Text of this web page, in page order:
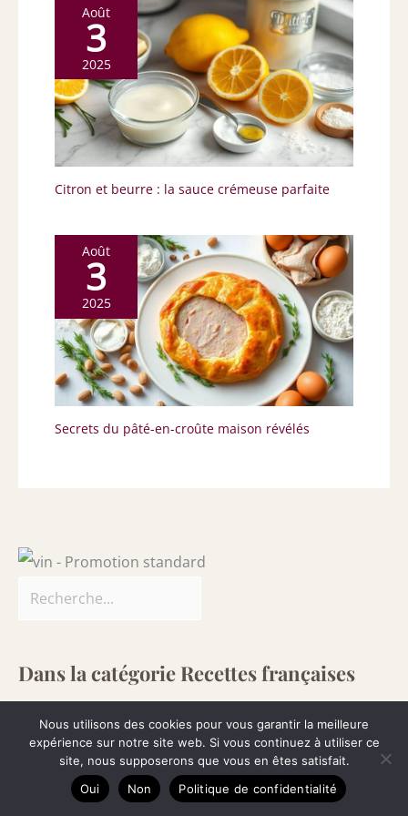
Août
3
2025
Citron et beurre : la sauce crémeuse parfaite
Août
3
2025
Secrets du pâté-en-croûte maison révélés
Dans la catégorie Recettes françaises
Nous utilisons des cookies pour vous garantir la meilleure
expérience sur notre site web. Si vous continuez à utiliser ce
site, nous supposerons que vous en êtes satisfait.
Oui
Non Politique de confidentialité